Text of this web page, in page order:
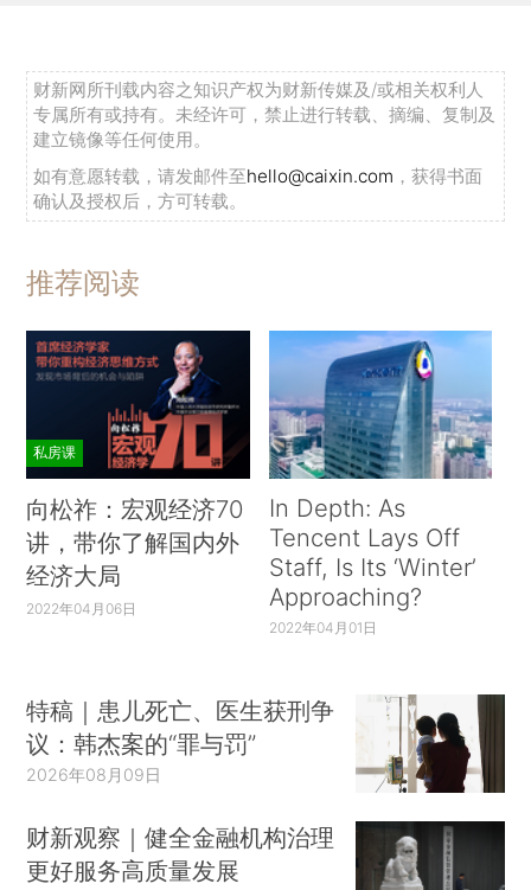
财新网所刊载内容之知识产权为财新传媒及/或相关权利人
专属所有或持有。未经许可，禁止进行转载、摘编、复制及
建立镜像等任何使用。
如有意愿转载，请发邮件至hello@caixin.com ，获得书面
确认及授权后，方可转载。
推荐阅读
私房课
向松祚：宏观经济70
讲，带你了解国内外
经济大局
2022年04月06日
In Depth: As
Tencent Lays Off
Staff, Is Its ‘Winter’
Approaching?
2022年04月01日
特稿｜患儿死亡、医生获刑争
议：韩杰案的“罪与罚”
2026年08月09日
财新观察｜健全金融机构治理
更好服务高质量发展